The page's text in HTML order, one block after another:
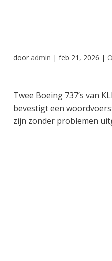
door admin |feb 21, 2026 |
Twee Boeing 737’s van
bevestigt een
zijn zonder problemen